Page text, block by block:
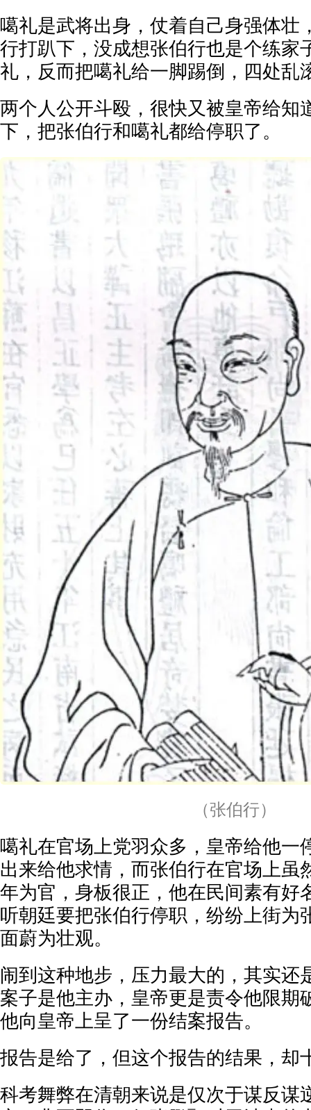
噶礼是武将出身，仗着自己身强体壮
行打趴下，没成想张伯行也是个练家
礼，反而把噶礼给一脚踢倒，四处乱
两个人公开斗殴，很快又被皇帝给知
下，把张伯行和噶礼都给停职了。
（张伯行）
噶礼在官场上党羽众多，皇帝给他一
出来给他求情，而张伯行在官场上虽
年为官，身板很正，他在民间素有好
听朝廷要把张伯行停职，纷纷上街为
面蔚为壮观。
闹到这种地步，压力最大的，其实还
案子是他主办，皇帝更是责令他限期
他向皇帝上呈了一份结案报告。
报告是给了，但这个报告的结果，却
科考舞弊在清朝来说是仅次于谋反谋